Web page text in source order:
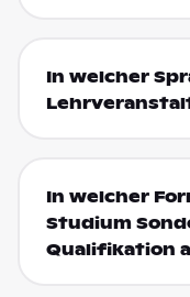
In welcher
In welcher
Studium
Qualifikation